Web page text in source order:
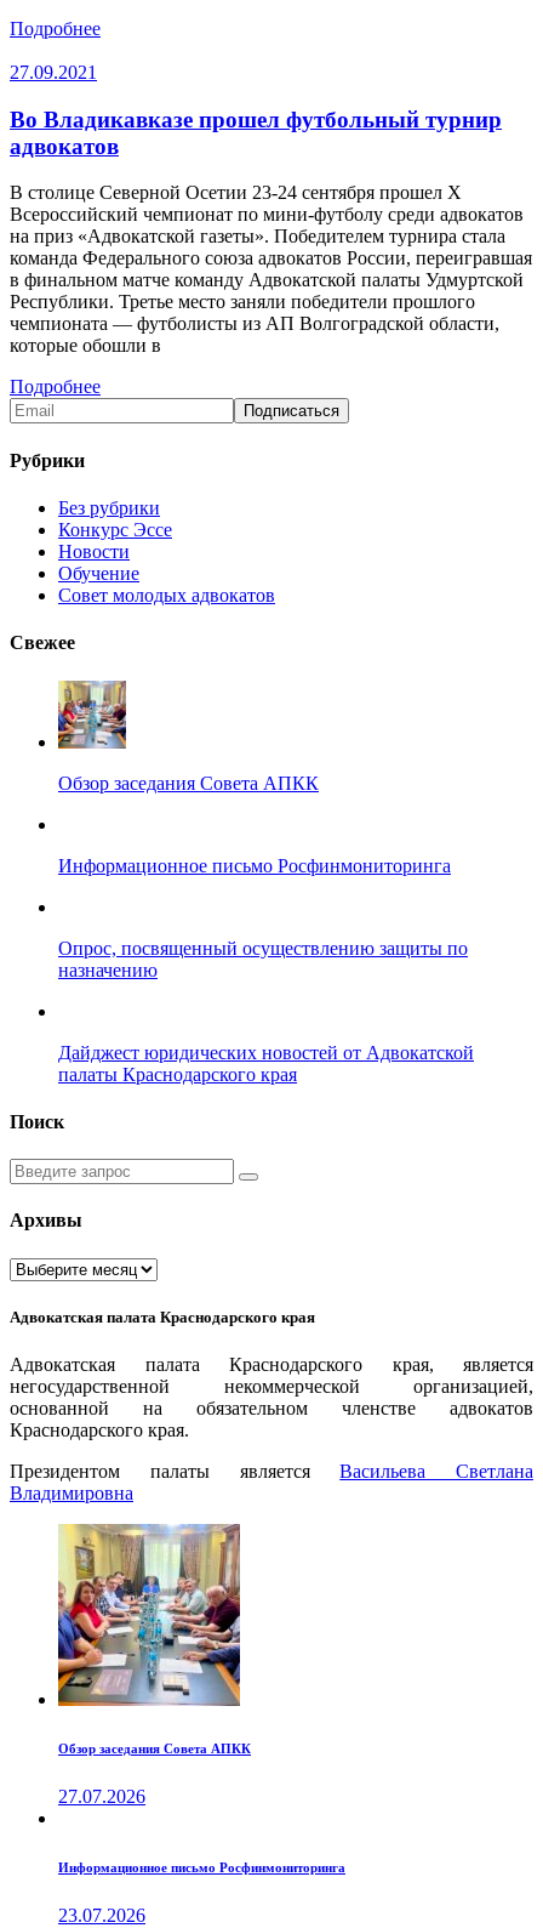
Подробнее
27.09.2021
Во Владикавказе прошел футбольный турнир
адвокатов
В столице Северной Осетии 23-24 сентября прошел X
Всероссийский чемпионат по мини-футболу среди адвокатов
на приз «Адвокатской газеты». Победителем турнира стала
команда Федерального союза адвокатов России, переигравшая
в финальном матче команду Адвокатской палаты Удмуртской
Республики. Третье место заняли победители прошлого
чемпионата — футболисты из АП Волгоградской области,
которые обошли в
Подробнее
Рубрики
Без рубрики
Конкурс Эссе
Новости
Обучение
Совет молодых адвокатов
Свежее
Обзор заседания Совета АПКК
Информационное письмо Росфинмониторинга
Опрос, посвященный осуществлению защиты по
назначению
Дайджест юридических новостей от Адвокатской
палаты Краснодарского края
Поиск
Введите
запрос
Архивы
Архивы
Адвокатская палата Краснодарского края
Адвокатская палата Краснодарского края, является
негосударственной некоммерческой организацией,
основанной на обязательном членстве адвокатов
Краснодарского края.
Президентом палаты являетсяВаcильева Светлана
Владимировна
Обзор заседания Совета АПКК
27.07.2026
Информационное письмо Росфинмониторинга
23.07.2026